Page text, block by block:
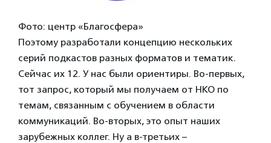
Фото: центр «Благосфера»
Поэтому разработали концепцию нескольких
серий подкастов разных форматов и тематик.
Сейчас их 12. У нас были ориентиры. Во-первых,
тот запрос, который мы получаем от НКО по
темам, связанным с обучением в области
коммуникаций. Во-вторых, это опыт наших
зарубежных коллег. Ну а в-третьих –